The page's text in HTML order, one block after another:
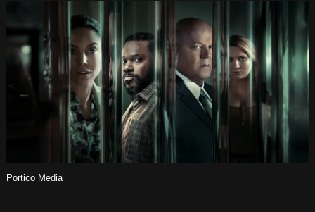
Portico Media